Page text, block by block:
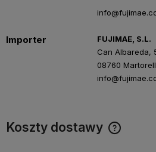
Importer
FUJIMAE, S.L.
Can Albareda,
08760
Koszty dostawy